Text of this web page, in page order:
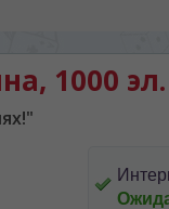
1000 эл.